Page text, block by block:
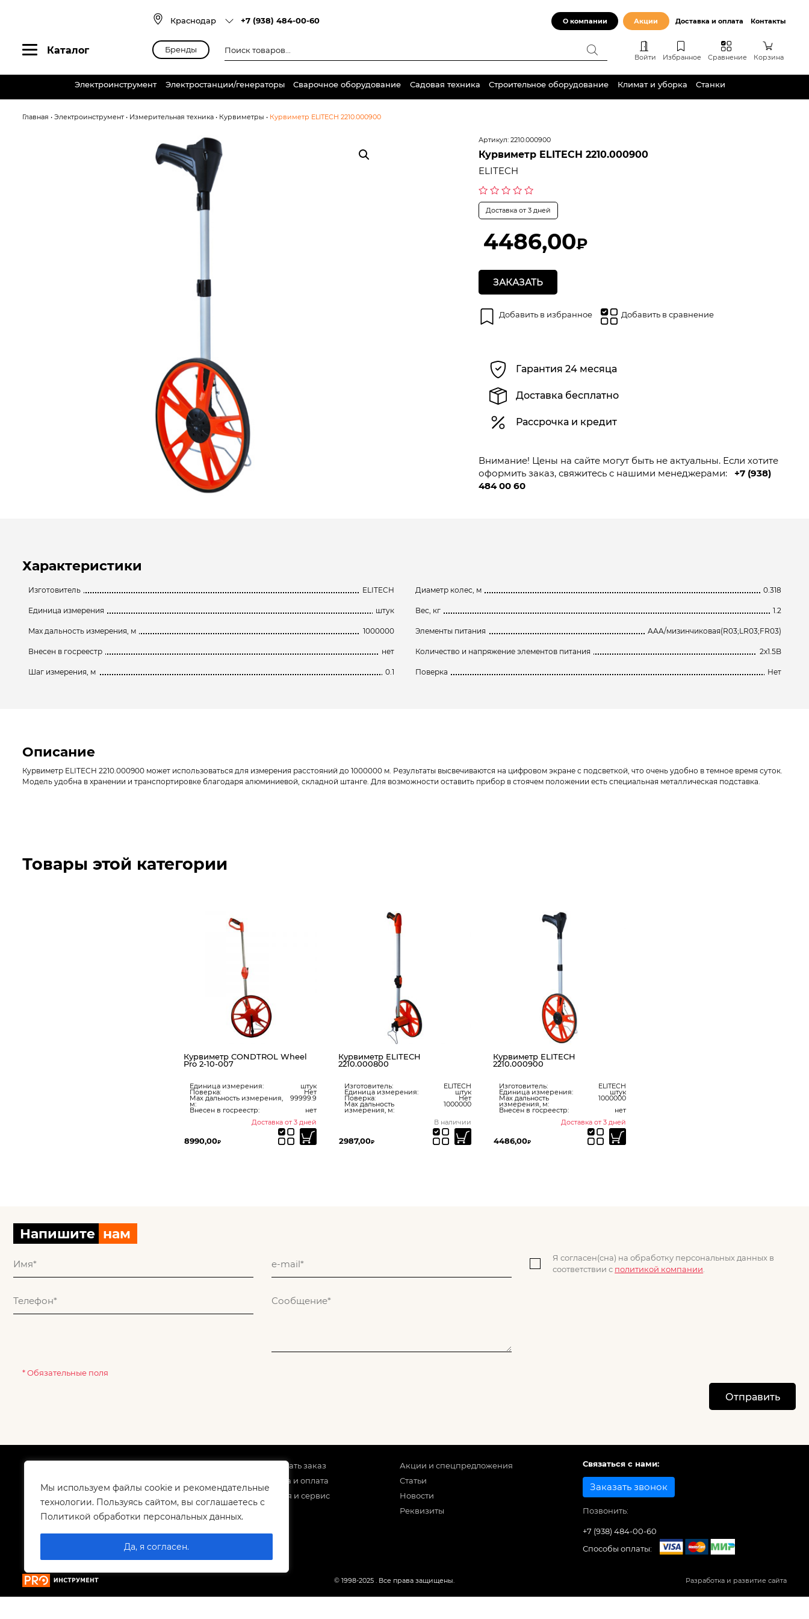
Мы используем файлы cookie и рекомендательные
технологии. Пользуясь сайтом, вы соглашаетесь с
Политикой обработки персональных данных.
Да, я согласен.
Краснодар +7 (938) 484-00-60 О компании Акции Доставка и оплата Контакты
Каталог Бренды товаров
Войти Избранное Сравнение Корзина
Электроинструмент Электростанции/генераторы Сварочное оборудование Садовая техника Строительное оборудование Климат и уборка Станки
Главная • Электроинструмент• Измерительная техника • Курвиметры • Курвиметр ELITECH 2210.000900
Артикул:2210.000900
Курвиметр ELITECH 2210.000900
ELITECH
Оценка
из
Доставка от 3 дней
4486,00₽
ЗАКАЗАТЬ
Добавить в избранное Добавить в сравнение
Гарантия 24 месяца
Доставка бесплатно
Рассрочка и кредит
Внимание! Цены на сайте могут быть не актуальны. Если хотите
оформить заказ, свяжитесь с нашими менеджерами:
+7 (938)
484 00 60
Характеристики
Изготовитель ELITECH
Единица измерения штук
Max дальность измерения, м 1000000
Внесен в госреестр нет
Шаг измерения, м 0.1
Диаметр колес, м 0.318
Вес, кг 1.2
Элементы питания AAA/мизинчиковая(R03;LR03;FR03)
Количество и напряжение элементов питания 2х1.5B
Поверка Нет
Описание
Курвиметр ELITECH 2210.000900 может использоваться для измерения расстояний до 1000000 м. Результаты высвечиваются на цифровом экране с подсветкой, что очень удобно в темное время суток.
Модель удобна в хранении и транспортировке благодаря алюминиевой, складной штанге. Для возможности оставить прибор в стоячем положении есть специальная металлическая подставка.
Товары этой категории
Курвиметр CONDTROL Wheel
Pro 2-10-007
Единица измерения: штук
Поверка: Нет
Max дальность измерения,
м:
99999.9
Внесен в госреестр:
нет
Доставка от 3 дней
8990,00₽
Курвиметр ELITECH
2210.000800
Изготовитель: ELITECH
Единица измерения: штук
Поверка: Нет
Max дальность
измерения, м:
1000000
В наличии
2987,00₽
Курвиметр ELITECH
2210.000900
Изготовитель: ELITECH
Единица измерения: штук
Max дальность
измерения, м:
1000000
Внесен в госреестр:
нет
Доставка от 3 дней
4486,00₽
Напишите нам
Я согласен(сна) на обработку персональных данных в
соответствии с политикой компании
* Обязательные поля
Отправить
Корпоративным клиентам
Контакты
Как сделать заказ
Доставка и оплата
Гарантия и сервис
Акции и спецпредложения
Статьи
Новости
Реквизиты
Связаться с нами:
Заказать звонок
Позвонить:
+7 (938) 484-00-60
Способы оплаты:
© 1998-2025 . Все права защищены. Разработка и развитие сайта